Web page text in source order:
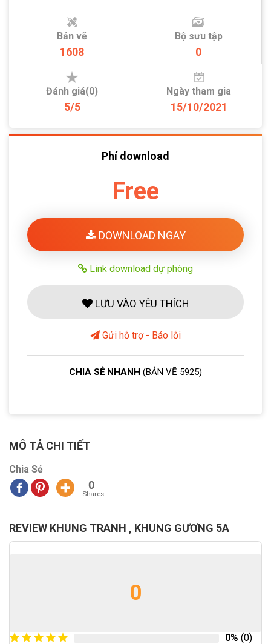
Bản vẽ
1608
Bộ sưu tập
0
Đánh giá(0)
5/5
Ngày tham gia
15/10/2021
Phí download
Free
DOWNLOAD NGAY
Link download dự phòng
LƯU VÀO YÊU THÍCH
Gửi hỗ trợ - Báo lỗi
CHIA SẺ NHANH (BẢN VẼ 5925)
MÔ TẢ CHI TIẾT
Chia Sẻ
0
Shares
REVIEW KHUNG TRANH , KHUNG GƯƠNG 5A
0
0% (0)